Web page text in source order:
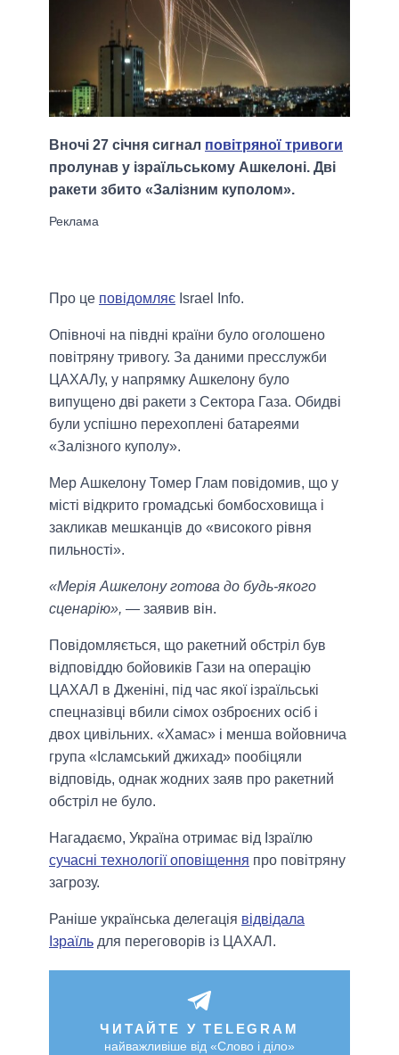
Вночі 27 січня сигнал повітряної тривоги
пролунав у ізраїльському Ашкелоні. Дві
ракети збито «Залізним куполом».
Про це повідомляє Israel Info.
Опівночі на півдні країни було оголошено
повітряну тривогу. За даними пресслужби
ЦАХАЛу, у напрямку Ашкелону було
випущено дві ракети з Сектора Газа. Обидві
були успішно перехоплені батареями
«Залізного куполу».
Мер Ашкелону Томер Глам повідомив, що у
місті відкрито громадські бомбосховища і
закликав мешканців до «високого рівня
пильності».
«Мерія Ашкелону готова до будь-якого
сценарію», — заявив він.
Повідомляється, що ракетний обстріл був
відповіддю бойовиків Гази на операцію
ЦАХАЛ в Дженіні, під час якої ізраїльські
спецназівці вбили сімох озброєних осіб і
двох цивільних. «Хамас» і менша войовнича
група «Ісламський джихад» пообіцяли
відповідь, однак жодних заяв про ракетний
обстріл не було.
Нагадаємо, Україна отримає від Ізраїлю
сучасні технології оповіщення про повітряну
загрозу.
Раніше українська делегація відвідала
Ізраїль для переговорів із ЦАХАЛ.
ЧИТАЙТЕ У TELEGRAM
найважливіше від «Слово і діло»